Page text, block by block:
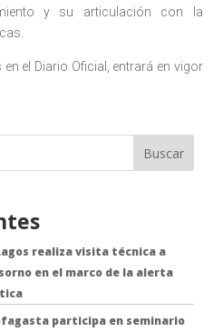
y su articulación con la
en el Diario Oficial, entrará en vigor
Buscar
realiza visita técnica a
en el marco de la alerta
participa en seminario